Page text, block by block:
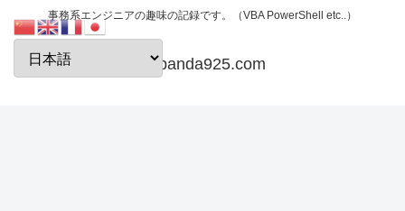
事務系エンジニアの趣味の記録です。（VBA PowerShell etc..）
papanda925.com